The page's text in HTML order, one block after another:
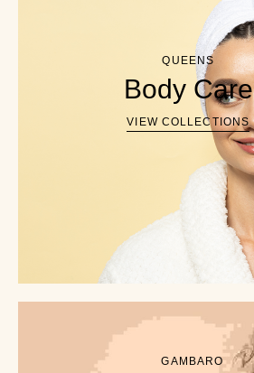
QUEENS
Body Care
VIEW COLLECTIONS
GAMBARO